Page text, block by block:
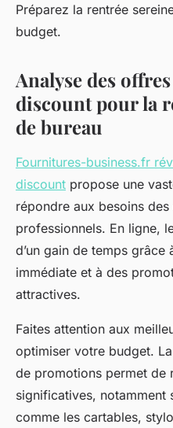
Préparez la rentrée
budget.
Analyse des
discount pour la
de bureau
Fournitures-business.fr
discount propose une
répondre aux besoins
professionnels. En ligne,
d’un gain de temps grâce
immédiate et à des
attractives.
Faites attention aux
optimiser votre budget.
de promotions permet de
significatives, notamment
comme les cartables,